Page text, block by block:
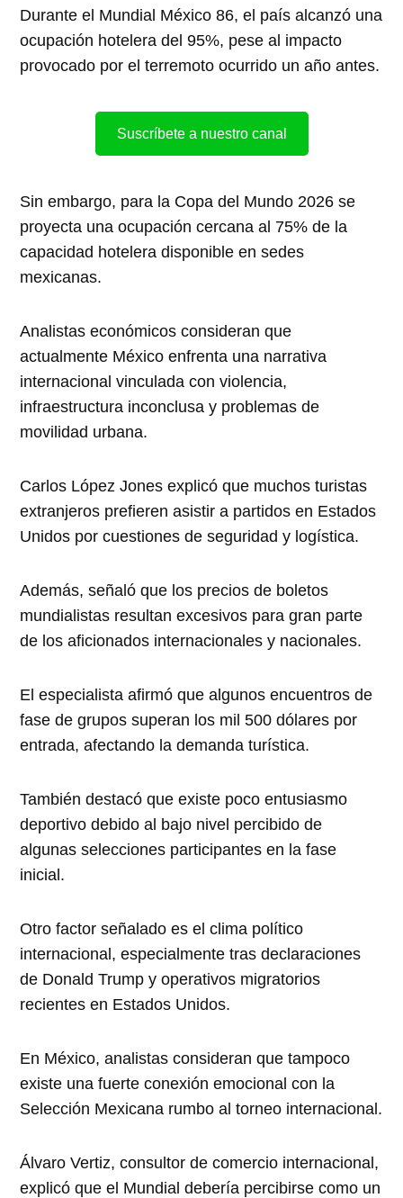
Durante el Mundial México 86, el país alcanzó una
ocupación hotelera del 95%, pese al impacto
provocado por el terremoto ocurrido un año antes.
Suscríbete a nuestro canal
Sin embargo, para la Copa del Mundo 2026 se
proyecta una ocupación cercana al 75% de la
capacidad hotelera disponible en sedes
mexicanas.
Analistas económicos consideran que
actualmente México enfrenta una narrativa
internacional vinculada con violencia,
infraestructura inconclusa y problemas de
movilidad urbana.
Carlos López Jones explicó que muchos turistas
extranjeros prefieren asistir a partidos en Estados
Unidos por cuestiones de seguridad y logística.
Además, señaló que los precios de boletos
mundialistas resultan excesivos para gran parte
de los aficionados internacionales y nacionales.
El especialista afirmó que algunos encuentros de
fase de grupos superan los mil 500 dólares por
entrada, afectando la demanda turística.
También destacó que existe poco entusiasmo
deportivo debido al bajo nivel percibido de
algunas selecciones participantes en la fase
inicial.
Otro factor señalado es el clima político
internacional, especialmente tras declaraciones
de Donald Trump y operativos migratorios
recientes en Estados Unidos.
En México, analistas consideran que tampoco
existe una fuerte conexión emocional con la
Selección Mexicana rumbo al torneo internacional.
Álvaro Vertiz, consultor de comercio internacional,
explicó que el Mundial debería percibirse como un